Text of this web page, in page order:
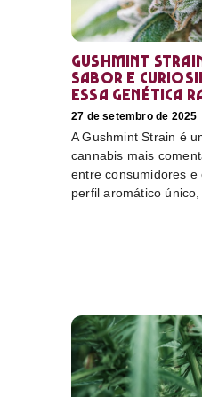
Gushmint
sabor e
essa genética
27 de setembro de 2025
A Gushmint Strain é
cannabis mais
entre consumidores e
perfil aromático